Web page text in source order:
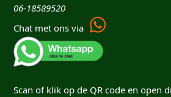
06-18589520
Chat met ons via
Scan of klik op de QR code en open